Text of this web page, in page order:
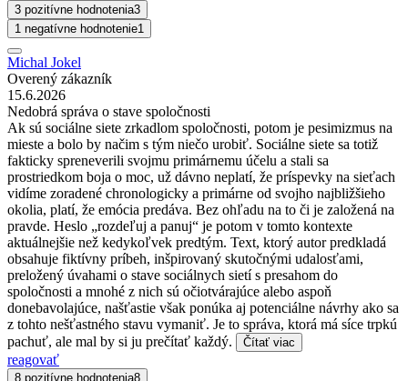
3 pozitívne hodnotenia3
1 negatívne hodnotenie1
Michal Jokel
Overený zákazník
15.6.2026
Nedobrá správa o stave spoločnosti
Ak sú sociálne siete zrkadlom spoločnosti, potom je pesimizmus na
mieste a bolo by načim s tým niečo urobiť. Sociálne siete sa totiž
fakticky spreneverili svojmu primárnemu účelu a stali sa
prostriedkom boja o moc, už dávno neplatí, že príspevky na sieťach
vidíme zoradené chronologicky a primárne od svojho najbližšieho
okolia, platí, že emócia predáva. Bez ohľadu na to či je založená na
pravde. Heslo „rozdeľuj a panuj“ je potom v tomto kontexte
aktuálnejšie než kedykoľvek predtým. Text, ktorý autor predkladá
obsahuje fiktívny príbeh, inšpirovaný skutočnými udalosťami,
preložený úvahami o stave sociálnych sietí s presahom do
spoločnosti a mnohé z nich sú očiotvárajúce alebo aspoň
donebavolajúce, našťastie však ponúka aj potenciálne návrhy ako sa
z tohto nešťastného stavu vymaniť. Je to správa, ktorá má síce trpkú
pachuť, ale mal by si ju prečítať každý.
Čítať viac
reagovať
8 pozitívne hodnotenia8